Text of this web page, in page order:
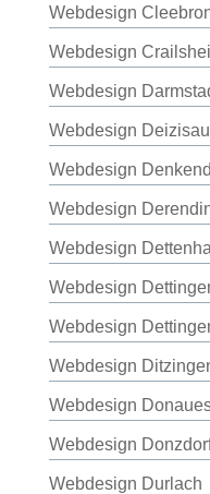
Webdesign
Webdesign
Webdesign
Webdesign Deizisau
Webdesign
Webdesign
Webdesign
Webdesign
Webdesign
Webdesign
Webdesign
Webdesign
Webdesign Durlach